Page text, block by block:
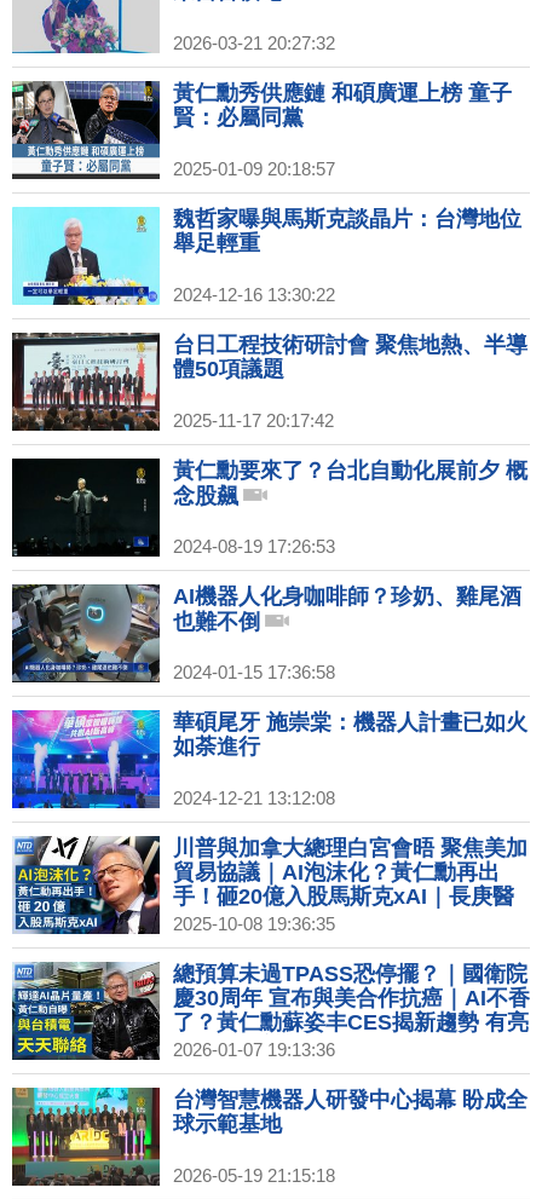
2026-03-21 20:27:32
黃仁勳秀供應鏈 和碩廣運上榜 童子
賢：必屬同黨
2025-01-09 20:18:57
魏哲家曝與馬斯克談晶片：台灣地位
舉足輕重
2024-12-16 13:30:22
台日工程技術研討會 聚焦地熱、半導
體50項議題
2025-11-17 20:17:42
黃仁勳要來了？台北自動化展前夕 概
念股飆
2024-08-19 17:26:53
AI機器人化身咖啡師？珍奶、雞尾酒
也難不倒
2024-01-15 17:36:58
華碩尾牙 施崇棠：機器人計畫已如火
如荼進行
2024-12-21 13:12:08
川普與加拿大總理白宮會晤 聚焦美加
貿易協議｜AI泡沫化？黃仁勳再出
手！砸20億入股馬斯克xAI｜長庚醫
科砸35億設新廠 插旗嘉義馬稠後園區
｜中共稱十一消費增長 當地居民：沒
人氣也沒生意｜巴黎時裝週香奈兒打
造星際宇宙 妮可基嫚白衫亮相
2025-10-08 19:36:35
總預算未過TPASS恐停擺？｜國衛院
慶30周年 宣布與美合作抗癌｜AI不香
了？黃仁勳蘇姿丰CES揭新趨勢 有亮
點？｜川普宣布與委國達原油協議 將
向美出口5千萬桶｜歐洲寒潮來襲 數
百航班被迫取消
2026-01-07 19:13:36
台灣智慧機器人研發中心揭幕 盼成全
球示範基地
2026-05-19 21:15:18